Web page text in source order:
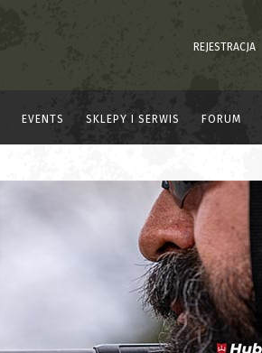
REJESTRACJA
EVENTS SKLEPY I SERWIS FORUM